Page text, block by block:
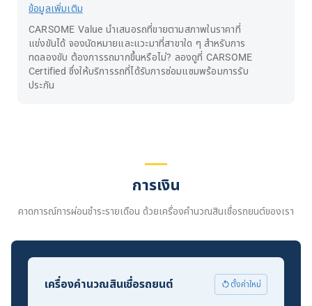
ข้อมูลเพิ่มเติม
CARSOME Value นำเสนอรถที่ขายตามสภาพในราคาที่
แข่งขันได้ จองนัดหมายและแวะมาที่สาขาใด ๆ สำหรับการ
ทดลองขับ ต้องการรถมากขึ้นหรือไม่? ลองดูที่ CARSOME
Certified ซึ่งให้บริการรถที่ได้รับการซ่อมแซมพร้อมการรับ
ประกัน
การเงิน
คาดการณ์การผ่อนชำระรายเดือน ด้วยเครื่องคำนวณสินเชื่อรถยนต์ของเรา
เครื่องคำนวณสินเชื่อรถยนต์ ตั้งค่าใหม่